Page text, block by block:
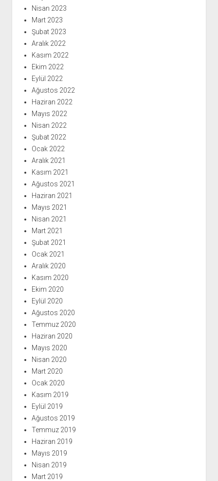
Nisan 2023
Mart 2023
Şubat 2023
Aralık 2022
Kasım 2022
Ekim 2022
Eylül 2022
Ağustos 2022
Haziran 2022
Mayıs 2022
Nisan 2022
Şubat 2022
Ocak 2022
Aralık 2021
Kasım 2021
Ağustos 2021
Haziran 2021
Mayıs 2021
Nisan 2021
Mart 2021
Şubat 2021
Ocak 2021
Aralık 2020
Kasım 2020
Ekim 2020
Eylül 2020
Ağustos 2020
Temmuz 2020
Haziran 2020
Mayıs 2020
Nisan 2020
Mart 2020
Ocak 2020
Kasım 2019
Eylül 2019
Ağustos 2019
Temmuz 2019
Haziran 2019
Mayıs 2019
Nisan 2019
Mart 2019